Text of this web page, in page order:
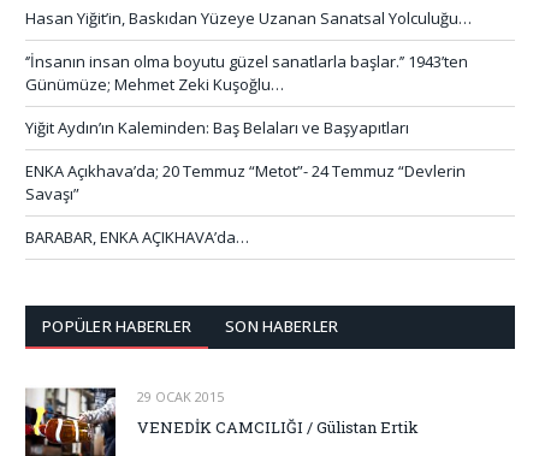
Hasan Yiğit’in, Baskıdan Yüzeye Uzanan Sanatsal Yolculuğu…
‘’İnsanın insan olma boyutu güzel sanatlarla başlar.’’ 1943’ten
Günümüze; Mehmet Zeki Kuşoğlu…
Yiğit Aydın’ın Kaleminden: Baş Belaları ve Başyapıtları
ENKA Açıkhava’da; 20 Temmuz “Metot”- 24 Temmuz “Devlerin
Savaşı”
BARABAR, ENKA AÇIKHAVA’da…
POPÜLER HABERLER SON HABERLER
29 OCAK 2015
VENEDİK CAMCILIĞI / Gülistan Ertik